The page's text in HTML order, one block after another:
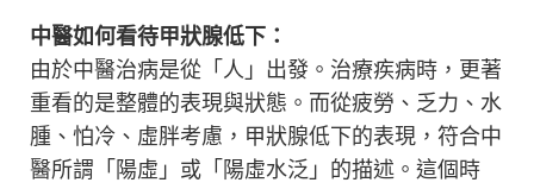
中醫如何看待甲狀腺低下：
由於中醫治病是從「人」出發。治療疾病時，更著
重看的是整體的表現與狀態。而從疲勞、乏力、水
腫、怕冷、虛胖考慮，甲狀腺低下的表現，符合中
醫所謂「陽虛」或「陽虛水泛」的描述。這個時